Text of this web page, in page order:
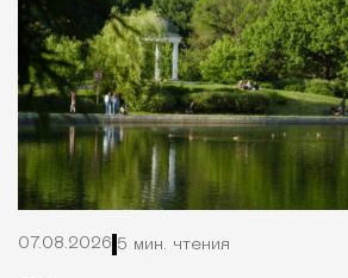
07.08.2026 5 мин. чтения